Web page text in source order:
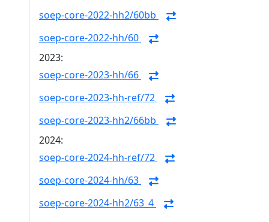
soep-core-2022-hh2/60bb
soep-core-2022-hh/60
2023:
soep-core-2023-hh/66
soep-core-2023-hh-ref/72
soep-core-2023-hh2/66bb
2024:
soep-core-2024-hh-ref/72
soep-core-2024-hh/63
soep-core-2024-hh2/63_4